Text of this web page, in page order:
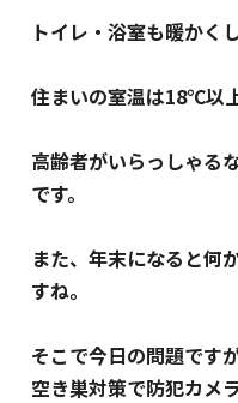
トイレ・浴室も暖かく
住まいの室温は18℃以
高齢者がいらっしゃる
です。
また、年末になると何
すね。
そこで今日の問題です
空き巣対策で防犯カメ